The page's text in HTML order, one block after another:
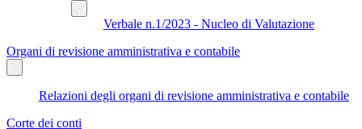
Verbale n.1/2023 - Nucleo di Valutazione
Organi di revisione amministrativa e contabile
Relazioni degli organi di revisione amministrativa e contabile
Corte dei conti